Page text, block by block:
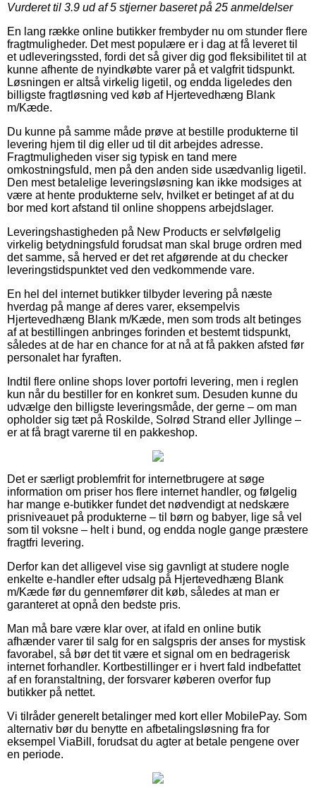
Vurderet til 3.9 ud af 5 stjerner baseret på 25 anmeldelser
En lang række online butikker frembyder nu om stunder flere
fragtmuligheder. Det mest populære er i dag at få leveret til
et udleveringssted, fordi det så giver dig god fleksibilitet til at
kunne afhente de nyindkøbte varer på et valgfrit tidspunkt.
Løsningen er altså virkelig ligetil, og endda ligeledes den
billigste fragtløsning ved køb af Hjertevedhæng Blank
m/Kæde.
Du kunne på samme måde prøve at bestille produkterne til
levering hjem til dig eller ud til dit arbejdes adresse.
Fragtmuligheden viser sig typisk en tand mere
omkostningsfuld, men på den anden side usædvanlig ligetil.
Den mest betalelige leveringsløsning kan ikke modsiges at
være at hente produkterne selv, hvilket er betinget af at du
bor med kort afstand til online shoppens arbejdslager.
Leveringshastigheden på New Products er selvfølgelig
virkelig betydningsfuld forudsat man skal bruge ordren med
det samme, så herved er det ret afgørende at du checker
leveringstidspunktet ved den vedkommende vare.
En hel del internet butikker tilbyder levering på næste
hverdag på mange af deres varer, eksempelvis
Hjertevedhæng Blank m/Kæde, men som trods alt betinges
af at bestillingen anbringes forinden et bestemt tidspunkt,
således at de har en chance for at nå at få pakken afsted før
personalet har fyraften.
Indtil flere online shops lover portofri levering, men i reglen
kun når du bestiller for en konkret sum. Desuden kunne du
udvælge den billigste leveringsmåde, der gerne – om man
opholder sig tæt på Roskilde, Solrød Strand eller Jyllinge –
er at få bragt varerne til en pakkeshop.
Det er særligt problemfrit for internetbrugere at søge
information om priser hos flere internet handler, og følgelig
har mange e-butikker fundet det nødvendigt at nedskære
prisniveauet på produkterne – til børn og babyer, lige så vel
som til voksne – helt i bund, og endda nogle gange præstere
fragtfri levering.
Derfor kan det alligevel vise sig gavnligt at studere nogle
enkelte e-handler efter udsalg på Hjertevedhæng Blank
m/Kæde før du gennemfører dit køb, således at man er
garanteret at opnå den bedste pris.
Man må bare være klar over, at ifald en online butik
afhænder varer til salg for en salgspris der anses for mystisk
favorabel, så bør det tit være et signal om en bedragerisk
internet forhandler. Kortbestillinger er i hvert fald indbefattet
af en foranstaltning, der forsvarer køberen overfor fup
butikker på nettet.
Vi tilråder generelt betalinger med kort eller MobilePay. Som
alternativ bør du benytte en afbetalingsløsning fra for
eksempel ViaBill, forudsat du agter at betale pengene over
en periode.